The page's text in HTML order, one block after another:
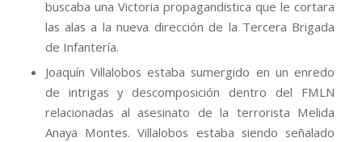
buscaba una Victoria propagandistica que le cortara
las alas a la nueva dirección de la Tercera Brigada
de Infantería.
Joaquín Villalobos estaba sumergido en un enredo
de intrigas y descomposición dentro del FMLN
relacionadas al asesinato de la terrorista Melida
Anaya Montes. Villalobos estaba siendo señalado